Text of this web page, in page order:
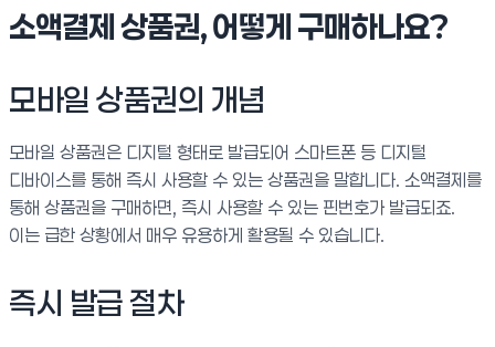
소액결제 상품권, 어떻게 구매하나요?
모바일 상품권의 개념
모바일 상품권은 디지털 형태로 발급되어 스마트폰 등 디지털
디바이스를 통해 즉시 사용할 수 있는 상품권을 말합니다. 소액결제를
통해 상품권을 구매하면, 즉시 사용할 수 있는 핀번호가 발급되죠.
이는 급한 상황에서 매우 유용하게 활용될 수 있습니다.
즉시 발급 절차